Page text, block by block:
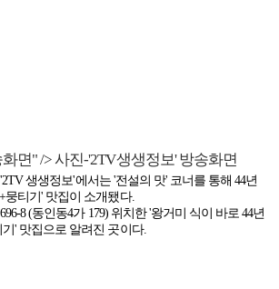
화면" />사진-'2TV생생정보' 방송화면
생생정보'에서는 '전설의 맛' 코너를 통해 44년
뭉티기' 맛집이 소개됐다.
8 (동인동4가 179) 위치한 '왕거미 식이 바로 44년
' 맛집으로 알려진 곳이다.